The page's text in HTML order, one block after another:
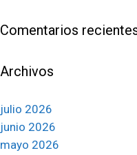
Comentarios
Archivos
julio 2026
junio 2026
mayo 2026